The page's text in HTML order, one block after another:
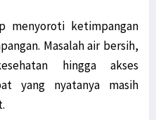
menyoroti ketimpangan
Masalah air bersih,
hingga akses
yang nyatanya masih